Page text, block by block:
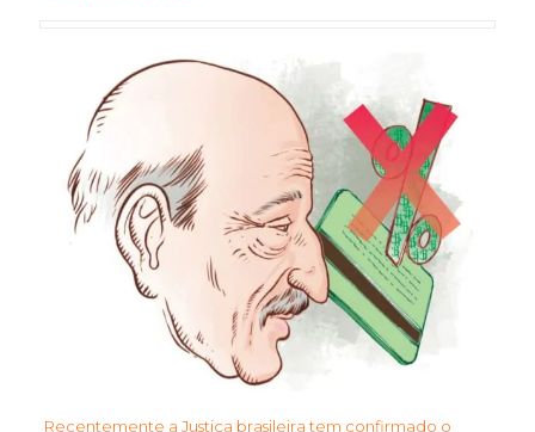
Recentemente a Justiça brasileira tem confirmado o